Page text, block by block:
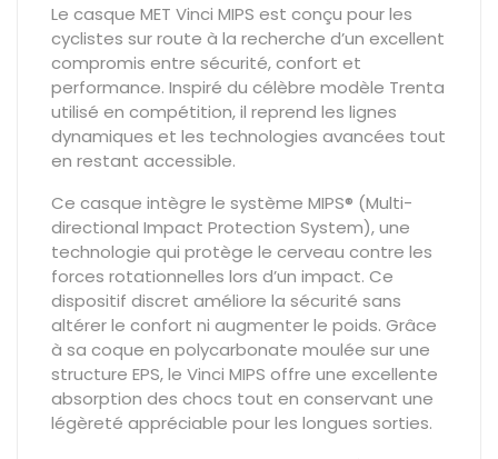
Le casque MET Vinci MIPS est conçu pour les
cyclistes sur route à la recherche d’un excellent
compromis entre sécurité, confort et
performance. Inspiré du célèbre modèle Trenta
utilisé en compétition, il reprend les lignes
dynamiques et les technologies avancées tout
en restant accessible.
Ce casque intègre le système MIPS® (Multi-
directional Impact Protection System), une
technologie qui protège le cerveau contre les
forces rotationnelles lors d’un impact. Ce
dispositif discret améliore la sécurité sans
altérer le confort ni augmenter le poids. Grâce
à sa coque en polycarbonate moulée sur une
structure EPS, le Vinci MIPS offre une excellente
absorption des chocs tout en conservant une
légèreté appréciable pour les longues sorties.